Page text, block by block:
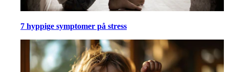
7 hyppige symptomer på stress